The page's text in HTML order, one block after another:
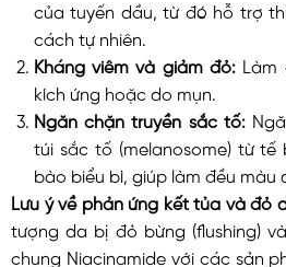
của tuyến dầu, từ đó hỗ trợ
cách tự nhiên.
Kháng viêm và giảm đỏ:Làm
kích ứng hoặc do mụn.
Ngăn chặn truyền sắc tố:
túi sắc tố (melanosome) từ
bào biểu bì, giúp làm đều màu
Lưu ý về phản ứng kết tủa và đỏ
tượng da bị đỏ bừng (flushing)
chung Niacinamide với các sản